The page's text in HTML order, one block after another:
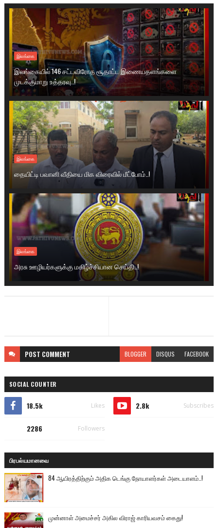
இலங்கை
இலங்கையில் 146 சட்டவிரோத சூதாட்ட இணையதளங்களை
முடக்குமாறு உத்தரவு..!
இலங்கை
தையிட்டி பவானி வீதியை மிக விரைவில் மீட்போம்..!
இலங்கை
அரசு ஊழியர்களுக்கு மகிழ்ச்சியான செய்தி..!
POST COMMENT BLOGGER DISQUS FACEBOOK
SOCIAL COUNTER
18.5k Likes 2.8k Subscribes
2286 Followers
பிரபல்யமானவை
84 ஆயிரத்திற்கும் அதிக டெங்கு நோயாளர்கள் அடையாளம்..!
முன்னாள் அமைச்சர் அகில விராஜ் காரியவசம் கைது!